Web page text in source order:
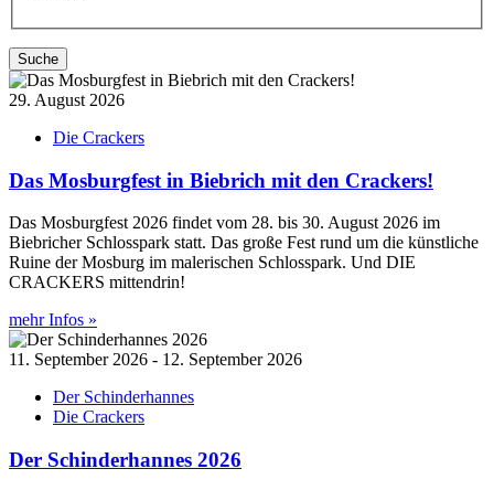
Suche
29. August 2026
Die Crackers
Das Mosburgfest in Biebrich mit den Crackers!
Das Mosburgfest 2026 findet vom 28. bis 30. August 2026 im
Biebricher Schlosspark statt. Das große Fest rund um die künstliche
Ruine der Mosburg im malerischen Schlosspark. Und DIE
CRACKERS mittendrin!
mehr Infos »
11. September 2026 - 12. September 2026
Der Schinderhannes
Die Crackers
Der Schinderhannes 2026